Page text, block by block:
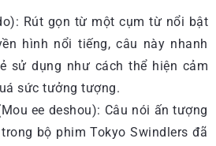
Rút gọn từ một cụm từ nổi bật
hình nổi tiếng, câu này nhanh
sử dụng như cách thể hiện cảm
sức tưởng tượng.
ee deshou): Câu nói ấn tượng
bộ phim Tokyo Swindlers đã